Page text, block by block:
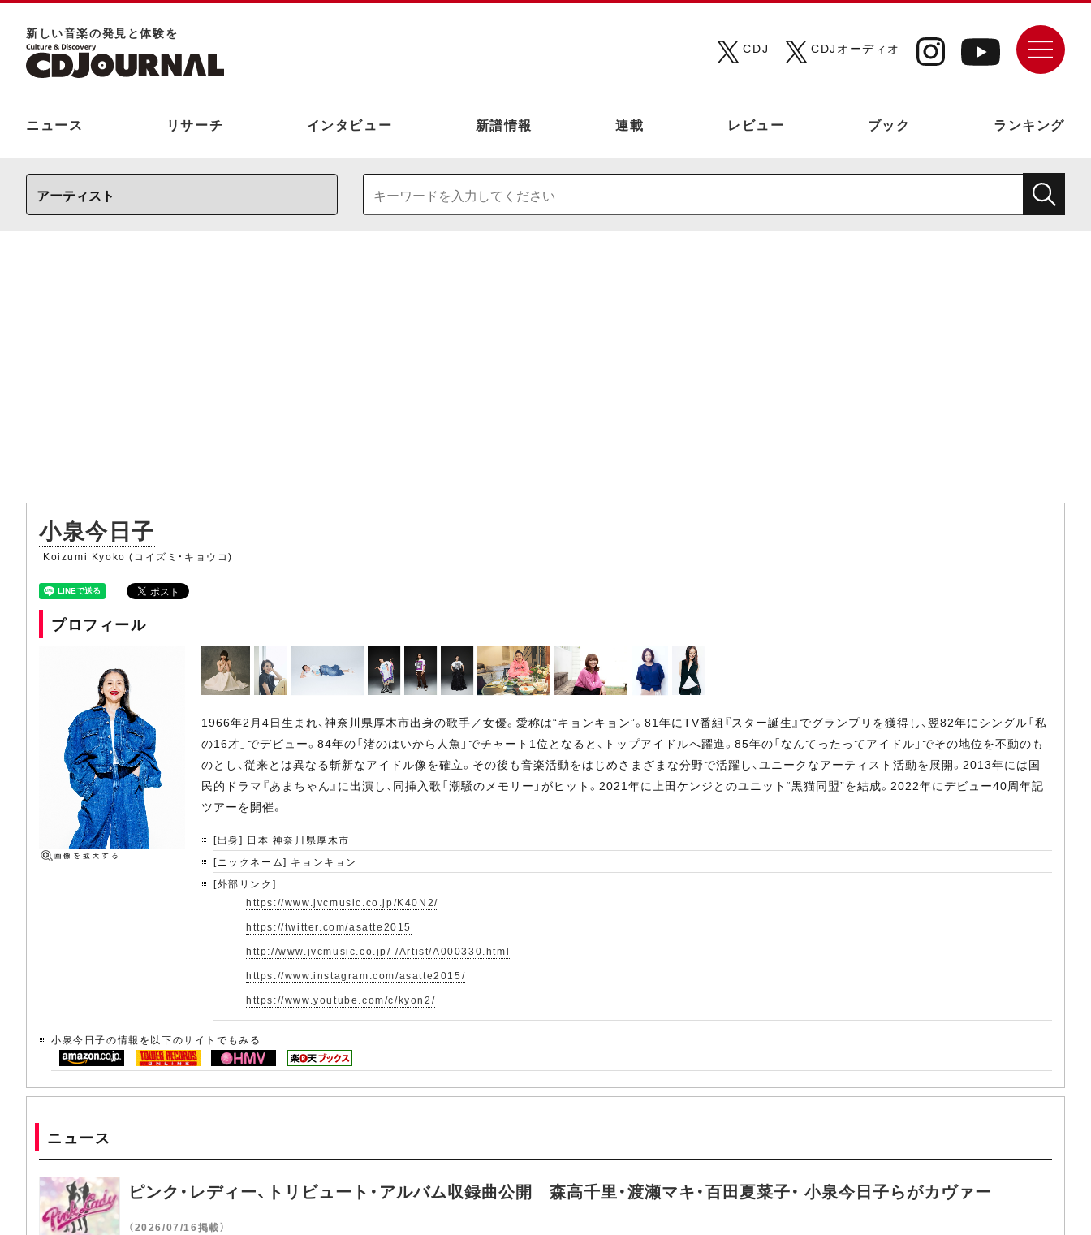
新しい⾳楽の発⾒と体験を
CDJ
CDJオーディオ
ニュース リサーチ インタビュー 新譜情報 連載 レビュー ブック ランキング
小泉今日子
Koizumi Kyoko (コイズミ・キョウコ)
プロフィール
1966年2月4日生まれ、神奈川県厚木市出身の歌手／女優。愛称は“キョンキョン”。81年にTV番組『スター誕生』でグランプリを獲得し、翌82年にシングル「私
の16才」でデビュー。84年の「渚のはいから人魚」でチャート1位となると、トップアイドルへ躍進。85年の「なんてったってアイドル」でその地位を不動のも
のとし、従来とは異なる斬新なアイドル像を確立。その後も音楽活動をはじめさまざまな分野で活躍し、ユニークなアーティスト活動を展開。2013年には国
民的ドラマ『あまちゃん』に出演し、同挿入歌「潮騒のメモリー」がヒット。2021年に上田ケンジとのユニット“黒猫同盟”を結成。2022年にデビュー40周年記
ツアーを開催。
[出身] 日本 神奈川県厚木市
[ニックネーム] キョンキョン
[外部リンク]
https://www.jvcmusic.co.jp/K40N2/
https://twitter.com/asatte2015
http://www.jvcmusic.co.jp/-/Artist/A000330.html
https://www.instagram.com/asatte2015/
https://www.youtube.com/c/kyon2/
小泉今日子の情報を以下のサイトでもみる
ニュース
ピンク・レディー、トリビュート・アルバム収録曲公開 森高千里・渡瀬マキ・百田夏菜子・ 小泉今日子らがカヴァー
（2026/07/16掲載）